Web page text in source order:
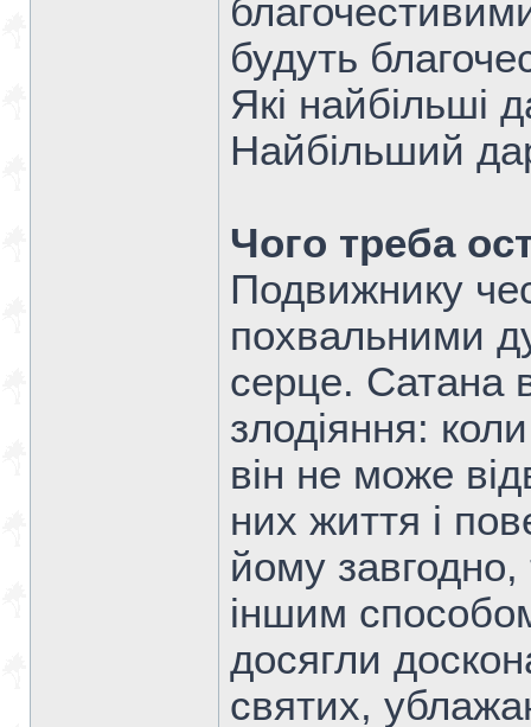
будуть
Які найбільші
Найбільший
Чого треба
Подвижнику
похвальними
серце. Сатана
злодіяння:
він не може
них життя і
йому завгодно,
іншим
досягли
святих,